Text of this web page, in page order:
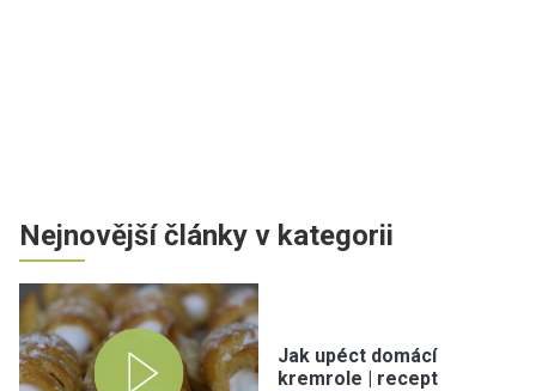
Nejnovější články v kategorii
Jak upéct domácí
kremrole | recept